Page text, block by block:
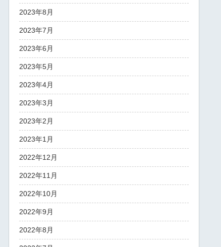
2023年8月
2023年7月
2023年6月
2023年5月
2023年4月
2023年3月
2023年2月
2023年1月
2022年12月
2022年11月
2022年10月
2022年9月
2022年8月